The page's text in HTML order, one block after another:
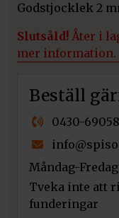
Godstjocklek 2
Slutsåld! Åter i
mer information.
Beställ
0430-
Måndag-Fredag
Tveka inte att
funderingar